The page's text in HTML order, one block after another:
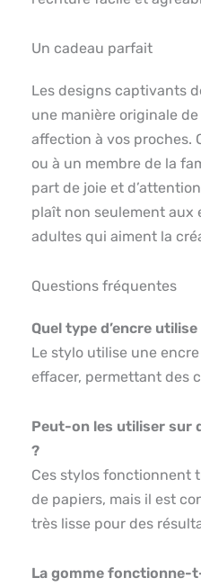
Un cadeau parfait
Les designs captivants
une manière originale
affection à vos proches.
ou à un membre de la
part de joie et
plaît non seulement aux
adultes qui aiment la
Questions fréquentes
Quel type d’encre
Le stylo utilise une
effacer, permettant des
Peut-on les utiliser sur
?
Ces stylos fonctionnent
de papiers, mais il est
très lisse pour des
La gomme fonctionne-